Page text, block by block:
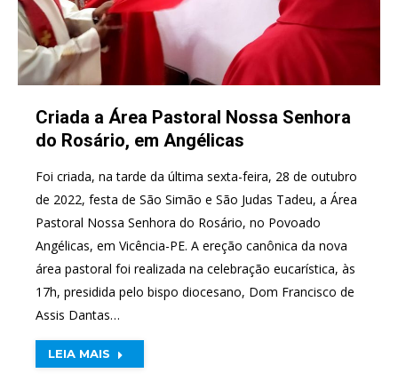
Criada a Área Pastoral Nossa Senhora
do Rosário, em Angélicas
Foi criada, na tarde da última sexta-feira, 28 de outubro
de 2022, festa de São Simão e São Judas Tadeu, a Área
Pastoral Nossa Senhora do Rosário, no Povoado
Angélicas, em Vicência-PE. A ereção canônica da nova
área pastoral foi realizada na celebração eucarística, às
17h, presidida pelo bispo diocesano, Dom Francisco de
Assis Dantas…
LEIA MAIS